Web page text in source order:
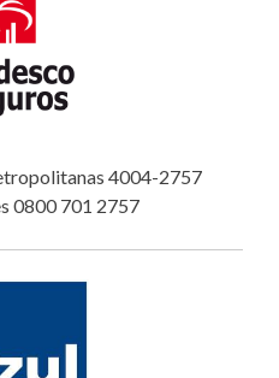
4004-2757
0800 701 2757